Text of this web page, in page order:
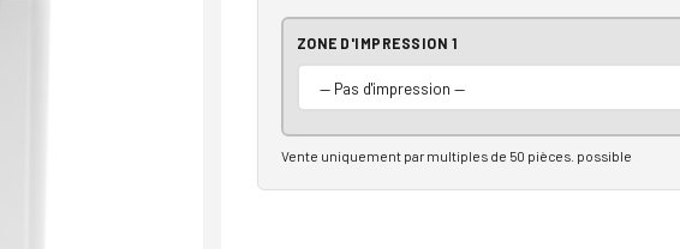
ZONE D'IMPRESSION 1
Vente uniquement par multiples de 50 pièces. possible